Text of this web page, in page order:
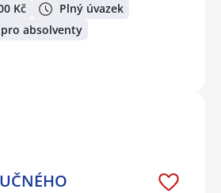
Kč
Plný úvazek
absolventy